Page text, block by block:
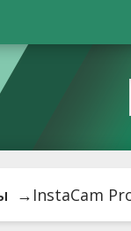
→InstaCam